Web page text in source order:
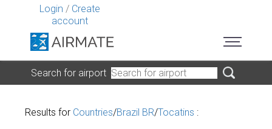
Login / Create
account
Search for airport
Results for Countries/Brazil BR/Tocatins :